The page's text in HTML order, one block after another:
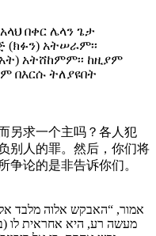
በቀር ሌላን ጌታ
(ክፉን) አትሠራም፡፡
አትሸከምም፡፡ ከዚያም
በእርሱ ትለያዩበት
另求一个主吗？各人犯
别人的罪。然后，你们将
争论的是非告诉你们。
אמור, “האבקש אלוה מלבד
מעשה רע, היא אחראית לו